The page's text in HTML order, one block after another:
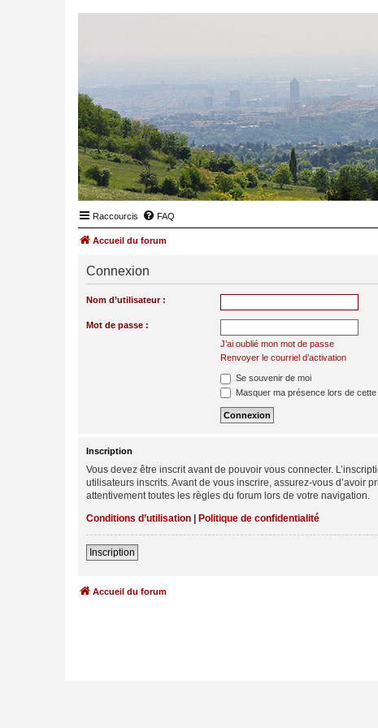
Raccourcis FAQ
Accueil du forum
Connexion
Nom d’utilisateur :
Mot de passe :
J’ai oublié mon mot de passe
Renvoyer le courriel d’activation
Se souvenir de moi
Masquer ma présence lors de
Inscription
Vous devez être inscrit avant de pouvoir vous connecter.
utilisateurs inscrits. Avant de vous inscrire, assurez-vous d’avoir
attentivement toutes les règles du forum lors de votre navigation.
Conditions d’utilisation | Politique de confidentialité
Inscription
Accueil du forum